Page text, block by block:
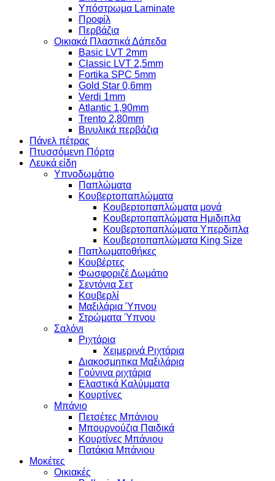
Υπόστρωμα Laminate
Προφίλ
Περβάζια
Οικιακά Πλαστικά Δάπεδα
Basic LVT 2mm
Classic LVT 2,5mm
Fortika SPC 5mm
Gold Star 0,6mm
Verdi 1mm
Atlantic 1,90mm
Trento 2,80mm
Βινυλικά περβάζια
Πάνελ πέτρας
Πτυσσόμενη Πόρτα
Λευκά είδη
Υπνοδωμάτιο
Παπλώματα
Κουβερτοπαπλώματα
Κουβερτοπαπλώματα μονά
Κουβερτοπαπλώματα Ημιδιπλα
Κουβερτοπαπλώματα Υπερδιπλα
Κουβερτοπαπλώματα King Size
Παπλωματοθήκες
Κουβέρτες
Φωσφοριζέ Δωμάτιο
Σεντόνια Σετ
Κουβερλί
Μαξιλάρια Ύπνου
Στρώματα Ύπνου
Σαλόνι
Ριχτάρια
Χειμερινά Ριχτάρια
Διακοσμητικα Μαξιλάρια
Γούνινα ριχτάρια
Ελαστικά Καλύμματα
Κουρτίνες
Μπάνιο
Πετσέτες Μπάνιου
Μπουρνούζια Παιδικά
Κουρτίνες Μπάνιου
Πατάκια Μπάνιου
Μοκέτες
Οικιακές